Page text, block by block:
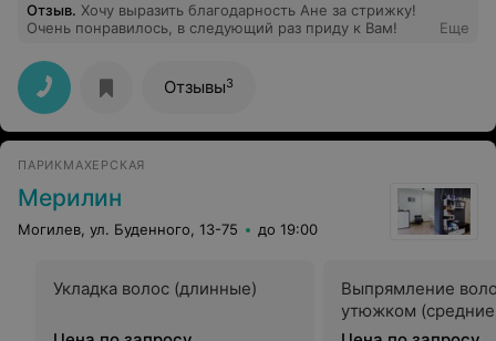
Отзыв. Хочу выразить благодарность Ане за стрижку!
Очень понравилось, в следующий раз приду к Вам!
Еще
Отзывы3
ПАРИКМАХЕРСКАЯ
Мерилин
Могилев, ул. Буденного, 13-75 до 19:00
Укладка волос (длинные)
Выпрямление
утюжком